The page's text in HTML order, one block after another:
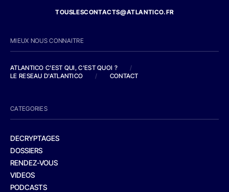
TOUSLESCONTACTS@ATLANTICO.FR
MIEUX NOUS CONNAITRE
ATLANTICO C'EST QUI, C'EST QUOI ?
/
LE RESEAU D'ATLANTICO
/ CONTACT
CATEGORIES
DECRYPTAGES
DOSSIERS
RENDEZ-VOUS
VIDEOS
PODCASTS